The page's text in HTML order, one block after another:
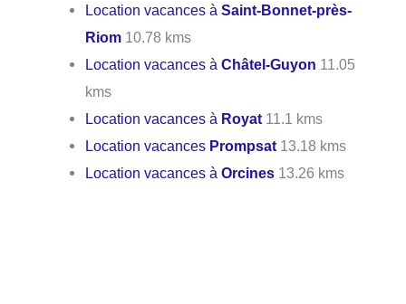
Location vacances àSaint-Bonnet-près-
Riom 10.78 kms
Location vacances àChâtel-Guyon 11.05
kms
Location vacances à Royat 11.1 kms
Location vacances Prompsat 13.18 kms
Location vacances àOrcines 13.26 kms